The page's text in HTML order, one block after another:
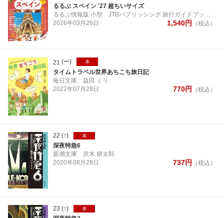
るるぶ スペイン '27 超ちいサイズ
るるぶ情報版 小型 JTBパブリッシング 旅行ガイドブック 編集部
2026年03月 26日 1,540円 （税込）
21 (ー) 本
タイムトラベル世界あちこち旅日記
毎日文庫 益田 ミリ
2022年07月 29日 770円 （税込）
22 (↑) 本
深夜特急6
新潮文庫 沢木 耕太郎
2020年08月28日 737円 （税込）
23 (↑) 本